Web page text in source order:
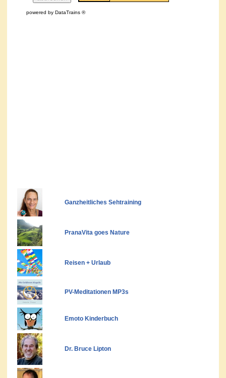
Ganzheitliches Sehtraining
PranaVita goes Nature
Reisen + Urlaub
PV-Meditationen MP3s
Emoto Kinderbuch
Dr. Bruce Lipton